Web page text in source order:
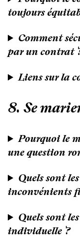
toujours
Comment
par un contrat
Liens sur la
8. Se
Pourquoi le
une question
Quels sont
inconvénients
Quels sont
individuelle ?